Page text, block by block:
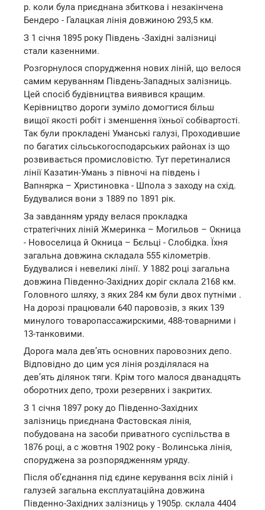
р. коли була приєднана збиткова і незакінчена
Бендеро - Галацкая лінія довжиною 293,5 км.
З 1 січня 1895 року Південь -Західні залізниці
стали казенними.
Розгорнулося спорудження нових ліній, що велося
самим керуванням Південь-3ападных залізниць.
Цей спосіб будівництва виявився кращим.
Керівництво дороги зуміло домогтися більш
вищої якості робіт і зменшення їхньої собівартості.
Так були прокладені Уманські галузі, Проходившие
по багатих сільськогосподарських районах із що
розвивається промисловістю. Тут перетиналися
лінії Казатин-Умань з півночі на південь і
Вапнярка – Христиновка - Шпола з заходу на схід.
Будувалися вони з 1889 по 1891 рік.
За завданням уряду велася прокладка
стратегічних ліній Жмеринка – Могильов – Окница
- Новоселица й Окница – Бєльці - Слобідка. Їхня
загальна довжина складала 555 кілометрів.
Будувалися і невеликі лінії. У 1882 році загальна
довжина Південно-Західних доріг склала 2168 км.
Головного шляху, з яких 284 км були двох путніми .
На дорозі працювали 640 паровозів, з яких 139
минулого товаропассажирскими, 488-товарними і
13-танковими.
Дорога мала дев’ять основних паровозних депо.
Відповідно до цим уся лінія розділялася на
дев’ять ділянок тяги. Крім того малося дванадцять
оборотних депо, трохи резервних і закритих.
З 1 січня 1897 року до Південно-Західних
залізниць приєднана Фастовская лінія,
побудована на засоби приватного суспільства в
1876 році, а с жовтня 1902 року - Волинська лінія,
споруджена за розпорядженням уряду.
Після об’єднання під єдине керування всіх ліній і
галузей загальна експлуатаційна довжина
Південно-Західних залізниць у 1905р. склала 4404